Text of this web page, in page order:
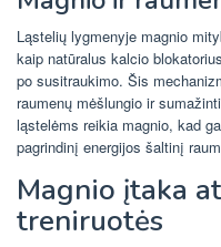
Ląstelių lygmenyje magnio
kaip natūralus kalcio
po susitraukimo. Šis
raumenų mėšlungio ir
ląstelėms reikia magnio, kad
pagrindinį energijos šaltinį
Magnio įtaka
treniruotės